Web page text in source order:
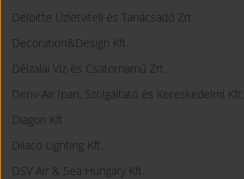
Deloitte Üzletviteli és Tanácsadó Zrt.
Decoration&Design Kft.
Délzalai Víz-és Csatornamű Zrt.
Denv-Air Ipari, Szolgáltató és Kereskedelmi Kft.
Diagon Kft.
Dilaco Lighting Kft.
DSV Air & Sea Hungary Kft.